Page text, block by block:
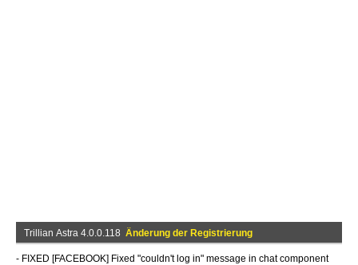
Trillian Astra 4.0.0.118 Änderung der Registrierung
- FIXED [FACEBOOK] Fixed "couldn't log in" message in chat component